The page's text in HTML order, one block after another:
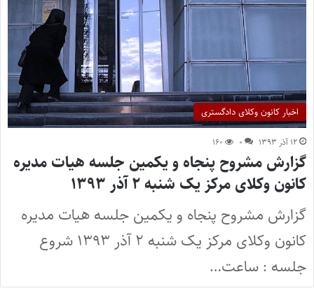
اخبار کانون وکلای دادگستری
۱۲ آذر ۱۳۹۳ ۰ ۱۶۰
گزارش مشروح پنجاه و یکمین جلسه هیات مدیره
کانون وکلای مرکز یک شنبه ۲ آذر ۱۳۹۳
گزارش مشروح پنجاه و یکمین جلسه هیات مدیره
کانون وکلای مرکز یک شنبه ۲ آذر ۱۳۹۳ شروع
جلسه : ساعت…